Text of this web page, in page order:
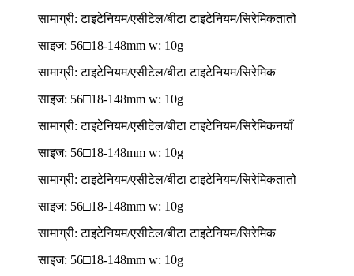
सामाग्री: टाइटेनियम/एसीटेल/बीटा टाइटेनियम/सिरेमिकतातो
साइज: 56□18-148mm w: 10g
सामाग्री: टाइटेनियम/एसीटेल/बीटा टाइटेनियम/सिरेमिक
साइज: 56□18-148mm w: 10g
सामाग्री: टाइटेनियम/एसीटेल/बीटा टाइटेनियम/सिरेमिकनयाँ
साइज: 56□18-148mm w: 10g
सामाग्री: टाइटेनियम/एसीटेल/बीटा टाइटेनियम/सिरेमिकतातो
साइज: 56□18-148mm w: 10g
सामाग्री: टाइटेनियम/एसीटेल/बीटा टाइटेनियम/सिरेमिक
साइज: 56□18-148mm w: 10g